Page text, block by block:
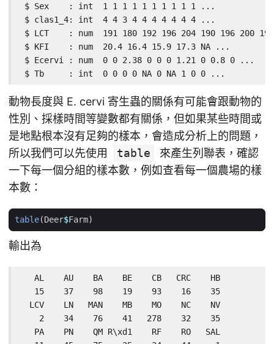
$ Sex    : int  1 1 1 1 1 1 1 1 1 1 ...
$ clas1_4: int  4 4 3 4 4 4 4 4 4 4 ...
$ LCT    : num  191 180 192 196 204 190 196 200
$ KFI    : num  20.4 16.4 15.9 17.3 NA ...
$ Ecervi : num  0 0 2.38 0 0 0 1.21 0 0.8 0 ...
$ Tb     : int  0 0 0 0 NA 0 NA 1 0 0 ...
動物長度與 E. cervi 寄生蟲的關係有可能會跟動物的
性別、採樣時間等變數都有關係，但如果某些時間或
是地點根本沒有足夠的樣本，會造成分析上的問題，
所以我們可以先使用
table
來產生列聯表，確認
一下每一個分組的樣本數，例如查看每一個農場的樣
本數：
table(Deer$Farm)
輸出為
   AL    AU    BA    BE    CB   CRC    HB
   15    37    98    19    93    16    35
  LCV    LN   MAN    MB    MO    NC    NV
    2    34    76    41   278    32    35
   PA    PN    QM R\xd1    RF    RO   SAL